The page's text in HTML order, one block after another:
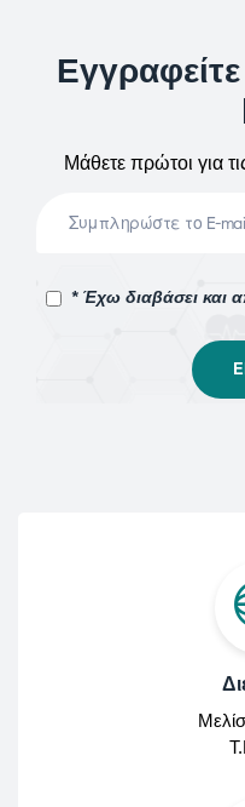
Μάθετε πρώτοι για
* Έχω διαβάσει και